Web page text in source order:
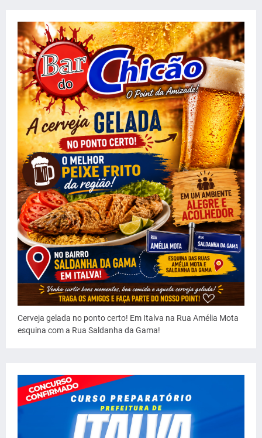
Cerveja gelada no ponto certo! Em Italva na Rua Amélia Mota
esquina com a Rua Saldanha da Gama!